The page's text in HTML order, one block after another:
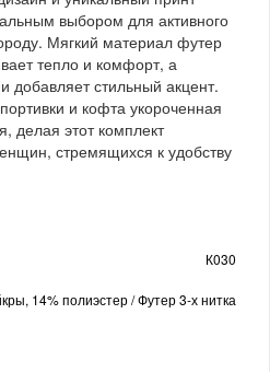
выбором для активного
Мягкий материал футер
тепло и комфорт, а
стильный акцент.
и кофта укороченная
делая этот комплект
стремящихся к удобству
К030
14% полиэстер / Футер 3-х нитка